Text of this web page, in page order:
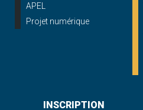
APEL
Projet numérique
INSCRIPTION